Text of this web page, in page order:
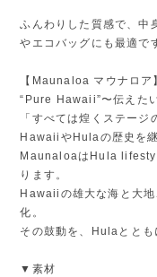
ふんわりした質感で、中
やエコバッグにも最適で
【Maunaloa マウナロア
“Pure Hawaii”〜伝えた
「すべては煌くステージ
HawaiiやHulaの歴史を
MaunaloaはHula
ります。
Hawaiiの雄大な海と大
化。
その鼓動を、Hulaととも
▼素材